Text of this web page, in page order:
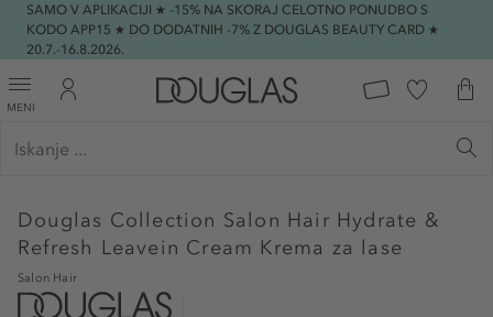
SAMO V APLIKACIJI ★ -15% NA SKORAJ CELOTNO PONUDBO S
KODO APP15 ★ DO DODATNIH -7% Z DOUGLAS BEAUTY CARD ★
20.7.-16.8.2026.
MENI
Douglas Collection Salon Hair Hydrate &
Refresh Leavein Cream Krema za lase
Salon Hair